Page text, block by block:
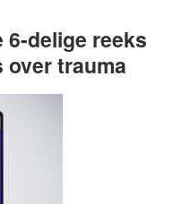
6-delige reeks
over trauma